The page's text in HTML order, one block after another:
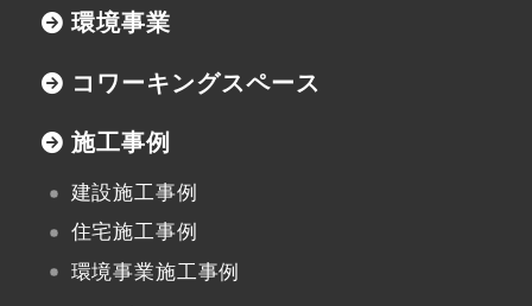
環境事業
コワーキングスペース
施工事例
建設施工事例
住宅施工事例
環境事業施工事例